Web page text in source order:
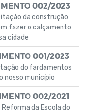
002/2023
da construção
fazer o calçamento
cidade
001/2023
do fardamentos
nosso município
002/2021
da Escola do